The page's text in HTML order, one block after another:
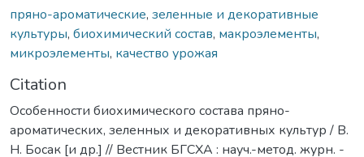
пряно-ароматические, зеленные и декоративные
культуры, биохимический состав, макроэлементы,
микроэлементы, качество урожая
Citation
Особенности биохимического состава пряно-
ароматических, зеленных и декоративных культур / В.
Н. Босак [и др.] // Вестник БГСХА : науч.-метод. журн. -